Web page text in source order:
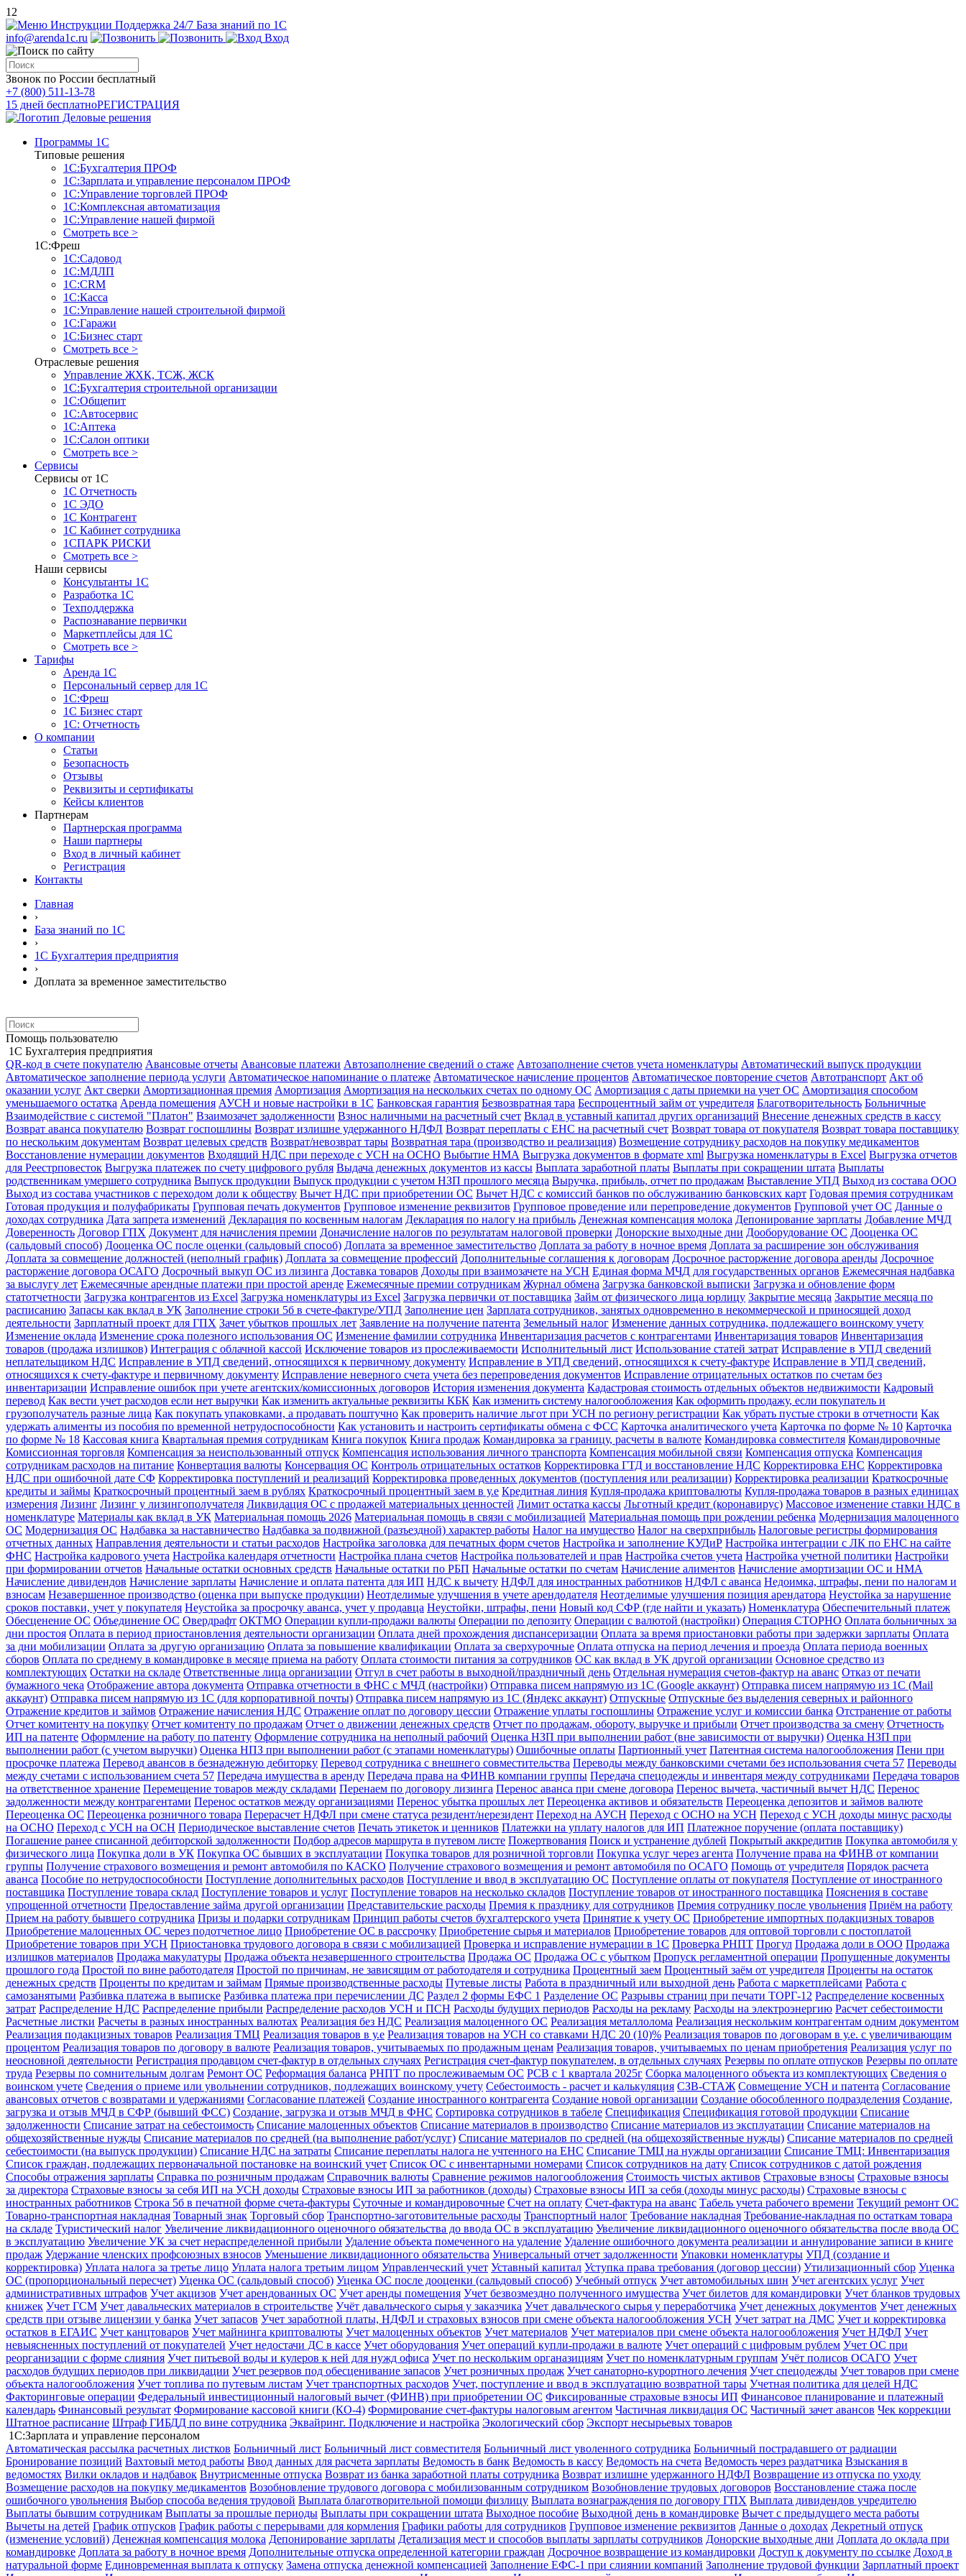
12
Инструкции Поддержка 24/7 База знаний по 1С
info@arenda1c.ru
Вход
Звонок по России бесплатный
+7 (800) 511-13-78
15 дней бесплатноРЕГИСТРАЦИЯ
Программы 1С
Типовые решения
1С:Бухгалтерия ПРОФ
1С:Зарплата и управление персоналом ПРОФ
1С:Управление торговлей ПРОФ
1С:Комплексная автоматизация
1С:Управление нашей фирмой
Смотреть все >
1С:Фреш
1С:Садовод
1С:МДЛП
1С:CRM
1С:Касса
1С:Управление нашей строительной фирмой
1С:Гаражи
1С:Бизнес старт
Смотреть все >
Отраслевые решения
Управление ЖХК, ТСЖ, ЖСК
1С:Бухгалтерия строительной организации
1С:Общепит
1С:Автосервис
1С:Аптека
1С:Салон оптики
Смотреть все >
Сервисы
Сервисы от 1С
1С Отчетность
1С ЭДО
1С Контрагент
1С Кабинет сотрудника
1СПАРК РИСКИ
Смотреть все >
Наши сервисы
Консультанты 1С
Разработка 1С
Техподдержка
Распознавание первички
Маркетплейсы для 1С
Смотреть все >
Тарифы
Аренда 1С
Персональный сервер для 1С
1С:Фреш
1С Бизнес старт
1С: Отчетность
О компании
Статьи
Безопасность
Отзывы
Реквизиты и сертификаты
Кейсы клиентов
Партнерам
Партнерская программа
Наши партнеры
Вход в личный кабинет
Регистрация
Контакты
Главная
›
База знаний по 1С
›
1С Бухгалтерия предприятия
›
Доплата за временное заместительство
Помощь пользователю
1С Бухгалтерия предприятия
QR-код в счете покупателю Авансовые отчеты Авансовые платежи Автозаполнение сведений о стаже Автозаполнение счетов учета номенклатуры Автоматический выпуск продукции
Автоматическое заполнение периода услуги Автоматическое напоминание о платеже Автоматическое начисление процентов Автоматическое повторение счетов Автотранспорт Акт об
оказании услуг Акт сверки Амортизационная премия Амортизация Амортизация на нескольких счетах по одному ОС Амортизация с даты приемки на учет ОС Амортизация способом
уменьшаемого остатка Аренда помещения АУСН и новые настройки в 1С Банковская гарантия Безвозвратная тара Беспроцентный займ от учредителя Благотворительность Больничные
Взаимодействие с системой "Платон" Взаимозачет задолженности Взнос наличными на расчетный счет Вклад в уставный капитал других организаций Внесение денежных средств в кассу
Возврат аванса покупателю Возврат госпошлины Возврат излишне удержанного НДФЛ Возврат переплаты с ЕНС на расчетный счет Возврат товара от покупателя Возврат товара поставщику
по нескольким документам Возврат целевых средств Возврат/невозврат тары Возвратная тара (производство и реализация) Возмещение сотруднику расходов на покупку медикаментов
Восстановление нумерации документов Входящий НДС при переходе с УСН на ОСНО Выбытие НМА Выгрузка документов в формате xml Выгрузка номенклатуры в Excel Выгрузка отчетов
для Реестрповесток Выгрузка платежек по счету цифрового рубля Выдача денежных документов из кассы Выплата заработной платы Выплаты при сокращении штата Выплаты
родственникам умершего сотрудника Выпуск продукции Выпуск продукции с учетом НЗП прошлого месяца Выручка, прибыль, отчет по продажам Выставление УПД Выход из состава ООО
Выход из состава участников с переходом доли к обществу Вычет НДС при приобретении ОС Вычет НДС с комиссий банков по обслуживанию банковских карт Годовая премия сотрудникам
Готовая продукция и полуфабрикаты Групповая печать документов Групповое изменение реквизитов Групповое проведение или перепроведение документов Групповой учет ОС Данные о
доходах сотрудника Дата запрета изменений Декларация по косвенным налогам Декларация по налогу на прибыль Денежная компенсация молока Депонирование зарплаты Добавление МЧД
Доверенность Договор ГПХ Документ для начисления премии Доначисление налогов по результатам налоговой проверки Донорские выходные дни Дооборудование ОС Дооценка ОС
(сальдовый способ) Дооценка ОС после оценки (сальдовый способ) Доплата за временное заместительство Доплата за работу в ночное время Доплата за расширение зон обслуживания
Доплата за совмещение должностей (неполный график) Доплата за совмещение профессий Дополнительные соглашения к договорам Досрочное расторжение договора аренды Досрочное
расторжение договора ОСАГО Досрочный выкуп ОС из лизинга Доставка товаров Доходы при взаимозачете на УСН Единая форма МЧД для государственных органов Ежемесячная надбавка
за выслугу лет Ежемесячные арендные платежи при простой аренде Ежемесячные премии сотрудникам Журнал обмена Загрузка банковской выписки Загрузка и обновление форм
статотчетности Загрузка контрагентов из Excel Загрузка номенклатуры из Excel Загрузка первички от поставщика Займ от физического лица юрлицу Закрытие месяца Закрытие месяца по
расписанию Запасы как вклад в УК Заполнение строки 5б в счете-фактуре/УПД Заполнение цен Зарплата сотрудников, занятых одновременно в некоммерческой и приносящей доход
деятельности Зарплатный проект для ГПХ Зачет убытков прошлых лет Заявление на получение патента Земельный налог Изменение данных сотрудника, подлежащего воинскому учету
Изменение оклада Изменение срока полезного использования ОС Изменение фамилии сотрудника Инвентаризация расчетов с контрагентами Инвентаризация товаров Инвентаризация
товаров (продажа излишков) Интеграция с облачной кассой Исключение товаров из прослеживаемости Исполнительный лист Использование статей затрат Исправление в УПД сведений
неплательщиком НДС Исправление в УПД сведений, относящихся к первичному документу Исправление в УПД сведений, относящихся к счету-фактуре Исправление в УПД сведений,
относящихся к счету-фактуре и первичному документу Исправление неверного счета учета без перепроведения документов Исправление отрицательных остатков по счетам без
инвентаризации Исправление ошибок при учете агентских/комиссионных договоров История изменения документа Кадастровая стоимость отдельных объектов недвижимости Кадровый
перевод Как вести учет расходов если нет выручки Как изменить актуальные реквизиты КБК Как изменить систему налогообложения Как оформить продажу, если покупатель и
грузополучатель разные лица Как покупать упаковками, а продавать поштучно Как проверить наличие льгот при УСН по региону регистрации Как убрать пустые строки в отчетности Как
удержать алименты из пособия по временной нетрудоспособности Как установить и настроить сертификаты обмена с ФСС Карточка аналитического учета Карточка по форме № 10 Карточка
по форме № 18 Кассовая книга Квартальная премия сотрудникам Книга покупок Книга продаж Командировка за границу, расчеты в валюте Командировка совместителя Командировочные
Комиссионная торговля Компенсация за неиспользованный отпуск Компенсация использования личного транспорта Компенсация мобильной связи Компенсация отпуска Компенсация
сотрудникам расходов на питание Конвертация валюты Консервация ОС Контроль отрицательных остатков Корректировка ГТД и восстановление НДС Корректировка ЕНС Корректировка
НДС при ошибочной дате СФ Корректировка поступлений и реализаций Корректировка проведенных документов (поступления или реализации) Корректировка реализации Краткосрочные
кредиты и займы Краткосрочный процентный заем в рублях Краткосрочный процентный заем в у.е Кредитная линия Купля-продажа криптовалюты Купля-продажа товаров в разных единицах
измерения Лизинг Лизинг у лизингополучателя Ликвидация ОС с продажей материальных ценностей Лимит остатка кассы Льготный кредит (коронавирус) Массовое изменение ставки НДС в
номенклатуре Материалы как вклад в УК Материальная помощь 2026 Материальная помощь в связи с мобилизацией Материальная помощь при рождении ребенка Модернизация малоценного
ОС Модернизация ОС Надбавка за наставничество Надбавка за подвижной (разъездной) характер работы Налог на имущество Налог на сверхприбыль Налоговые регистры формирования
отчетных данных Направления деятельности и статьи расходов Настройка заголовка для печатных форм счетов Настройка и заполнение КУДиР Настройка интеграции с ЛК по ЕНС на сайте
ФНС Настройка кадрового учета Настройка календаря отчетности Настройка плана счетов Настройка пользователей и прав Настройка счетов учета Настройка учетной политики Настройки
при формировании отчетов Начальные остатки основных средств Начальные остатки по РБП Начальные остатки по счетам Начисление алиментов Начисление амортизации ОС и НМА
Начисление дивидендов Начисление зарплаты Начисление и оплата патента для ИП НДС к вычету НДФЛ для иностранных работников НДФЛ с аванса Недоимка, штрафы, пени по налогам и
взносам Незавершенное производство (оценка при выпуске продукции) Неотделимые улучшения в учете арендодателя Неотделимые улучшения позиция арендатора Неустойка за нарушение
сроков поставки, учет у покупателя Неустойка за просрочку аванса, учет у продавца Неустойки, штрафы, пени Новый код СФР (где найти и указать) Номенклатура Обеспечительный платеж
Обесценение ОС Объединение ОС Овердрафт ОКТМО Операции купли-продажи валюты Операции по депозиту Операции с валютой (настройки) Операция СТОРНО Оплата больничных за
дни простоя Оплата в период приостановления деятельности организации Оплата дней прохождения диспансеризации Оплата за время приостановки работы при задержки зарплаты Оплата
за дни мобилизации Оплата за другую организацию Оплата за повышение квалификации Оплата за сверхурочные Оплата отпуска на период лечения и проезда Оплата периода военных
сборов Оплата по среднему в командировке в месяце приема на работу Оплата стоимости питания за сотрудников ОС как вклад в УК другой организации Основное средство из
комплектующих Остатки на складе Ответственные лица организации Отгул в счет работы в выходной/праздничный день Отдельная нумерация счетов-фактур на аванс Отказ от печати
бумажного чека Отображение автора документа Отправка отчетности в ФНС с МЧД (настройки) Отправка писем напрямую из 1С (Google аккаунт) Отправка писем напрямую из 1С (Mail
аккаунт) Отправка писем напрямую из 1С (для корпоративной почты) Отправка писем напрямую из 1С (Яндекс аккаунт) Отпускные Отпускные без выделения северных и районного
Отражение кредитов и займов Отражение начисления НДС Отражение оплат по договору цессии Отражение уплаты госпошлины Отражение услуг и комиссии банка Отстранение от работы
Отчет комитенту на покупку Отчет комитенту по продажам Отчет о движении денежных средств Отчет по продажам, обороту, выручке и прибыли Отчет производства за смену Отчетность
ИП на патенте Оформление на работу по патенту Оформление сотрудника на неполный рабочий Оценка НЗП при выполнении работ (вне зависимости от выручки) Оценка НЗП при
выполнении работ (с учетом выручки) Оценка НПЗ при выполнении работ (с этапами номенклатуры) Ошибочные оплаты Партионный учет Патентная система налогообложения Пени при
просрочке платежа Перевод авансов в безнадежную дебиторку Перевод сотрудника с внешнего совместительства Переводы между банковскими счетами без использования счета 57 Переводы
между счетами с использованием счета 57 Передача имущества в аренду Передача права на ФИНВ компании группы Передача спецодежды и инвентаря между сотрудниками Передача товаров
на ответственное хранение Перемещение товаров между складами Перенаем по договору лизинга Перенос аванса при смене договора Перенос вычета, частичный вычет НДС Перенос
задолженности между контрагентами Перенос остатков между организациями Перенос убытка прошлых лет Переоценка активов и обязательств Переоценка депозитов и займов валюте
Переоценка ОС Переоценка розничного товара Перерасчет НДФЛ при смене статуса резидент/нерезидент Переход на АУСН Переход с ОСНО на УСН Переход с УСН доходы минус расходы
на ОСНО Переход с УСН на ОСН Периодическое выставление счетов Печать этикеток и ценников Платежки на уплату налогов для ИП Платежное поручение (оплата поставщику)
Погашение ранее списанной дебиторской задолженности Подбор адресов маршрута в путевом листе Пожертвования Поиск и устранение дублей Покрытый аккредитив Покупка автомобиля у
физического лица Покупка доли в УК Покупка ОС бывших в эксплуатации Покупка товаров для розничной торговли Покупка услуг через агента Получение права на ФИНВ от компании
группы Получение страхового возмещения и ремонт автомобиля по КАСКО Получение страхового возмещения и ремонт автомобиля по ОСАГО Помощь от учредителя Порядок расчета
аванса Пособие по нетрудоспособности Поступление дополнительных расходов Поступление и ввод в эксплуатацию ОС Поступление оплаты от покупателя Поступление от иностранного
поставщика Поступление товара склад Поступление товаров и услуг Поступление товаров на несколько складов Поступление товаров от иностранного поставщика Пояснения в составе
упрощенной отчетности Предоставление займа другой организации Представительские расходы Премия к празднику для сотрудников Премия сотруднику после увольнения Приём на работу
Прием на работу бывшего сотрудника Призы и подарки сотрудникам Принцип работы счетов бухгалтерского учета Принятие к учету ОС Приобретение импортных подакцизных товаров
Приобретение малоценных ОС через подотчетное лицо Приобретение ОС в рассрочку Приобретение сырья и материалов Приобретение товаров для оптовой торговли с постоплатой
Приобретение товаров при УСН Приостановка трудового договора в связи с мобилизацией Проверка и исправление нумерации в 1С Проверка РНПТ Прогул Продажа доли в ООО Продажа
излишков материалов Продажа макулатуры Продажа объекта незавершенного строительства Продажа ОС Продажа ОС с убытком Пропуск регламентной операции Пропущенные документы
прошлого года Простой по вине работодателя Простой по причинам, не зависящим от работодателя и сотрудника Процентный заем Процентный заём от учредителя Проценты на остаток
денежных средств Проценты по кредитам и займам Прямые производственные расходы Путевые листы Работа в праздничный или выходной день Работа с маркетплейсами Работа с
самозанятыми Разбивка платежа в выписке Разбивка платежа при перечислении ДС Раздел 2 формы ЕФС 1 Разделение ОС Разрывы страниц при печати ТОРГ-12 Распределение косвенных
затрат Распределение НДС Распределение прибыли Распределение расходов УСН и ПСН Расходы будущих периодов Расходы на рекламу Расходы на электроэнергию Расчет себестоимости
Расчетные листки Расчеты в разных иностранных валютах Реализация без НДС Реализация малоценного ОС Реализация металлолома Реализация нескольким контрагентам одним документом
Реализация подакцизных товаров Реализация ТМЦ Реализация товаров в у.е Реализация товаров на УСН со ставками НДС 20 (10)% Реализация товаров по договорам в у.е. с увеличивающим
процентом Реализация товаров по договору в валюте Реализация товаров, учитываемых по продажным ценам Реализация товаров, учитываемых по ценам приобретения Реализация услуг по
неосновной деятельности Регистрация продавцом счет-фактур в отдельных случаях Регистрация счет-фактур покупателем, в отдельных случаях Резервы по оплате отпусков Резервы по оплате
труда Резервы по сомнительным долгам Ремонт ОС Реформация баланса РНПТ по прослеживаемым ОС РСВ с 1 квартала 2025г Сборка малоценного объекта из комплектующих Сведения о
воинском учете Сведения о приеме или увольнении сотрудников, подлежащих воинскому учету Себестоимость - расчет и калькуляция СЗВ-СТАЖ Совмещение УСН и патента Согласование
авансовых отчетов с возвратами и удержаниями Согласование платежей Создание иностранного контрагента Создание новой организации Создание обособленного подразделения Создание,
загрузка и отзыв МЧД в СФР (бывший ФСС) Создание, загрузка и отзыв МЧД в ФНС Сортировка сотрудников в табеле Спецификация Спецификация готовой продукции Списание
задолженности Списание затрат на себестоимость Списание малоценных объектов Списание материалов в производство Списание материалов из эксплуатации Списание материалов на
общехозяйственные нужды Списание материалов по средней (на выполнение работ/услуг) Списание материалов по средней (на общехозяйственные нужды) Списание материалов по средней
себестоимости (на выпуск продукции) Списание НДС на затраты Списание переплаты налога не учтенного на ЕНС Списание ТМЦ на нужды организации Списание ТМЦ: Инвентаризация
Список граждан, подлежащих первоначальной постановке на воинский учет Список ОС с инвентарными номерами Список сотрудников на дату Список сотрудников с датой рождения
Способы отражения зарплаты Справка по розничным продажам Справочник валюты Сравнение режимов налогообложения Стоимость чистых активов Страховые взносы Страховые взносы
за директора Страховые взносы за себя ИП на УСН доходы Страховые взносы ИП за работников (доходы) Страховые взносы ИП за себя (доходы минус расходы) Страховые взносы с
иностранных работников Строка 5б в печатной форме счета-фактуры Суточные и командировочные Счет на оплату Счет-фактура на аванс Табель учета рабочего времени Текущий ремонт ОС
Товарно-транспортная накладная Товарный знак Торговый сбор Транспортно-заготовительные расходы Транспортный налог Требование накладная Требование-накладная по остаткам товара
на складе Туристический налог Увеличение ликвидационного оценочного обязательства до ввода ОС в эксплуатацию Увеличение ликвидационного оценочного обязательства после ввода ОС
в эксплуатацию Увеличение УК за счет нераспределенной прибыли Удаление объекта помеченного на удаление Удаление ошибочного документа реализации и аннулирование записи в книге
продаж Удержание членских профсоюзных взносов Уменьшение ликвидационного обязательства Универсальный отчет задолженности Упаковки номенклатуры УПД (создание и
корректировка) Уплата налога за третье лицо Уплата налога третьим лицом Управленческий учет Уставный капитал Уступка права требования (договор цессии) Утилизационный сбор Уценка
ОС (пропорциональный пересчет) Уценка ОС (сальдовый способ) Уценка ОС после дооценки (сальдовый способ) Учебный отпуск Учет автомобильных шин Учет агентских услуг Учет
административных штрафов Учет акцизов Учет арендованных ОС Учет аренды помещения Учет безвозмездно полученного имущества Учет билетов для командировки Учет бланков трудовых
книжек Учет ГСМ Учет давальческих материалов в строительстве Учёт давальческого сырья у заказчика Учет давальческого сырья у переработчика Учет денежных документов Учет денежных
средств при отзыве лицензии у банка Учет запасов Учет заработной платы, НДФЛ и страховых взносов при смене объекта налогообложения УСН Учет затрат на ДМС Учет и корректировка
остатков в ЕГАИС Учет канцтоваров Учет майнинга криптовалюты Учет малоценных объектов Учет материалов Учет материалов при смене объекта налогообложения Учет НДФЛ Учет
невыясненных поступлений от покупателей Учет недостачи ДС в кассе Учет оборудования Учет операций купли-продажи в валюте Учет операций с цифровым рублем Учет ОС при
реорганизации с форме слияния Учет питьевой воды и кулеров к ней для нужд офиса Учет по нескольким органазициям Учет по номенклатурным группам Учёт полисов ОСАГО Учет
расходов будущих периодов при ликвидации Учет резервов под обесценивание запасов Учет розничных продаж Учет санаторно-курортного лечения Учет спецодежды Учет товаров при смене
объекта налогообложения Учет топлива по путевым листам Учет транспортных расходов Учет, поступление и ввод в эксплуатацию возвратной тары Учетная политика для целей НДС
Факторинговые операции Федеральный инвестиционный налоговый вычет (ФИНВ) при приобретении ОС Фиксированные страховые взносы ИП Финансовое планирование и платежный
календарь Финансовый результат Формирование кассовой книги (КО-4) Формирование счет-фактуры налоговым агентом Частичная ликвидация ОС Частичный зачет авансов Чек коррекции
Штатное расписание Штраф ГИБДД по вине сотрудника Эквайринг. Подключение и настройка Экологический сбор Экспорт несырьевых товаров
1С:Зарплата и управление персоналом
Автоматическая рассылка расчетных листков Больничный лист Больничный лист совместителя Больничный лист уволенного сотрудника Больничный пострадавшего от радиации
Бронирование позиций Вахтовый метод работы Ввод данных для расчета зарплаты Ведомость в банк Ведомость в кассу Ведомость на счета Ведомость через раздатчика Взыскания в
ведомостях Вилки окладов и надбавок Внутрисменные отпуска Возврат из банка заработной платы сотрудника Возврат излишне удержанного НДФЛ Возвращение из отпуска по уходу
Возмещение расходов на покупку медикаментов Возобновление трудового договора с мобилизованным сотрудником Возобновление трудовых договоров Восстановление стажа после
ошибочного увольнения Выбор способа ведения трудовой Выплата благотворительной помощи физлицу Выплата вознаграждения по договору ГПХ Выплата дивидендов учредителю
Выплаты бывшим сотрудникам Выплаты за прошлые периоды Выплаты при сокращении штата Выходное пособие Выходной день в командировке Вычет с предыдущего места работы
Вычеты на детей График отпусков График работы с перерывами для кормления Графики работы для сотрудников Групповое изменение реквизитов Данные о доходах Декретный отпуск
(изменение условий) Денежная компенсация молока Депонирование зарплаты Детализация мест и способов выплаты зарплаты сотрудников Донорские выходные дни Доплата до оклада при
командировке Доплата за работу в ночное время Дополнительные отпуска определенной категории граждан Досрочное возвращение из командировки Доступ к документу по ссылке Доход в
натуральной форме Единовременная выплата к отпуску Замена отпуска денежной компенсацией Заполнение ЕФС-1 при слиянии компаний Заполнение трудовой функции Зарплатный проект